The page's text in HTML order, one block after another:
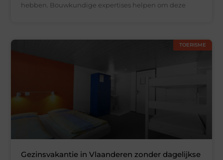
hebben. Bouwkundige expertises helpen om deze
TOERISME
Gezinsvakantie in Vlaanderen zonder dagelijkse